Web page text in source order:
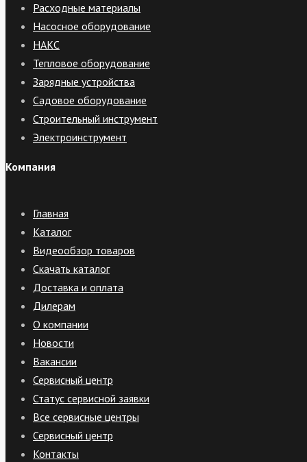
Расходные материалы
Насосное оборудование
НАКС
Тепловое оборудование
Зарядные устройства
Садовое оборудование
Строительный инструмент
Электроинструмент
Компания
Главная
Каталог
Видеообзор товаров
Скачать каталог
Доставка и оплата
Дилерам
О компании
Новости
Вакансии
Сервисный центр
Статус сервисной заявки
Все сервисные центры
Сервисный центр
Контакты